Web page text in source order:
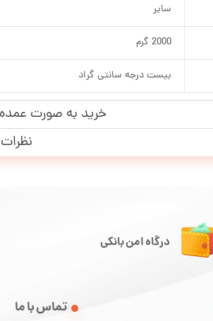
سایر
2000 گرم
بیست درجه سانتی گراد
خرید به صورت
نظرات
تماس با ما
درگاه امن بانکی